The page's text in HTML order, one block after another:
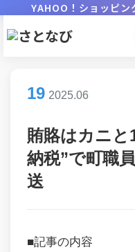
YAHOO！ショッピン
19 2025.06
賄賂はカニと
納税”で町職
送
■記事の内容